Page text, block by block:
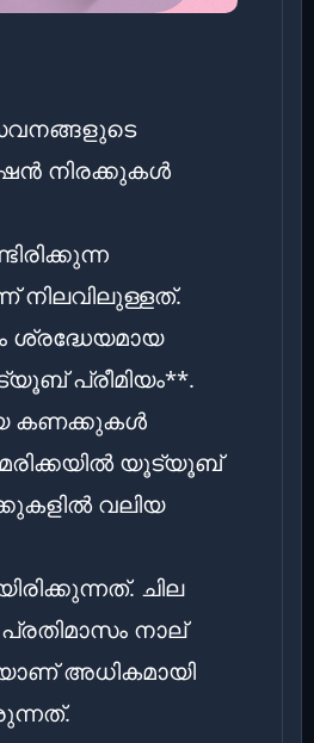
നിരക്കുകൾ
ശ്രദ്ധേയമായ
പ്രീമിയം**.
കണക്കുകൾ
യൂട്യൂബ്
വലിയ
ചില
നാല്
അധികമായി